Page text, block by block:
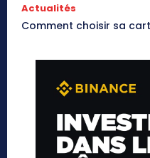
Actualités
Comment choisir sa